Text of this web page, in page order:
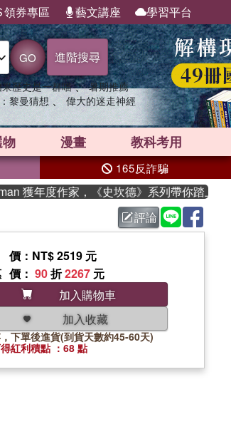
領券專區 藝文講座 學習平台
GO 進階搜尋
歷史是一群喵 、 暑期推薦
黎曼猜想 、 偉大的迷走神經
漫畫 教科考用
165反詐騙
年度作家，《史坎德》系列帶你踏上熱血
評論
：NT$ 2519 元
價 ： 90折2267 元
加入購物車
加入收藏
下單後進貨(到貨天數約45-60天)
紅利積點 ：68 點